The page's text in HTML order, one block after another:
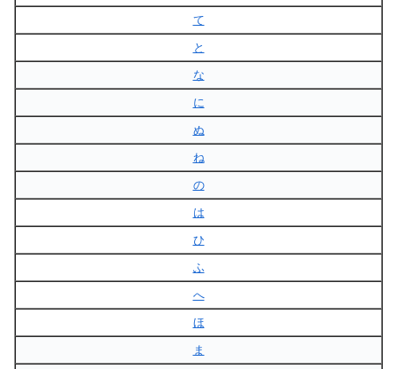
て
と
な
に
ぬ
ね
の
は
ひ
ふ
へ
ほ
ま